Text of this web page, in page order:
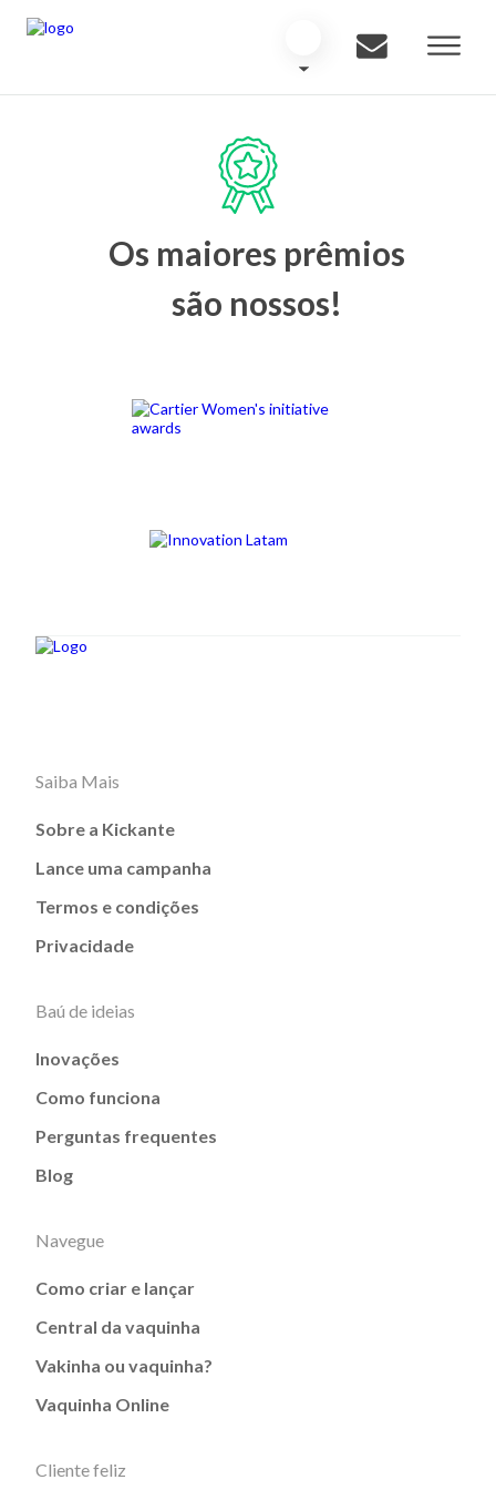
Os maiores prêmios
são nossos!
Saiba Mais
Sobre a Kickante
Lance uma campanha
Termos e condições
Privacidade
Baú de ideias
Inovações
Como funciona
Perguntas frequentes
Blog
Navegue
Como criar e lançar
Central da vaquinha
Vakinha ou vaquinha?
Vaquinha Online
Cliente feliz